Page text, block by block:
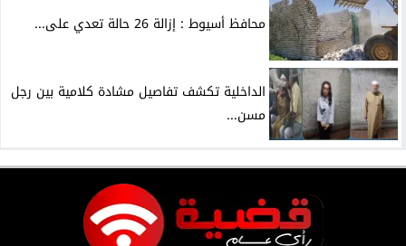
محافظ أسيوط : إزالة 26 حالة تعدي على...
الداخلية تكشف تفاصيل مشادة كلامية بين رجل
مسن...